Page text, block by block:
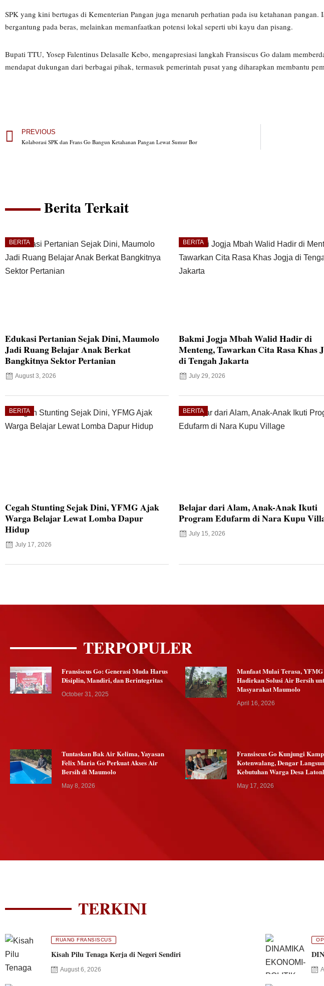
SPK yang kini bertugas di Kementerian Pangan juga menaruh perhatian pada isu ketahanan
bergantung pada beras, melainkan memanfaatkan potensi lokal seperti ubi kayu dan pisang.
Bupati TTU, Yosep Falentinus Delasalle Kebo, mengapresiasi langkah Fransiscus Go dalam
mendapat dukungan dari berbagai pihak, termasuk pemerintah pusat yang diharapkan membantu
PREVIOUS
Kolaborasi SPK dan Frans Go Bangun Ketahanan Pangan Lewat Sumur Bor
Berita Terkait
BERITA
Edukasi Pertanian Sejak Dini, Maumolo
Jadi Ruang Belajar Anak Berkat
Bangkitnya Sektor Pertanian
August 3, 2026
BERITA
Bakmi Jogja Mbah Walid Hadir di
Menteng, Tawarkan Cita Rasa Khas
di Tengah Jakarta
July 29, 2026
BERITA
Cegah Stunting Sejak Dini, YFMG Ajak
Warga Belajar Lewat Lomba Dapur
Hidup
July 17, 2026
BERITA
Belajar dari Alam, Anak-Anak Ikuti
Program Edufarm di Nara Kupu
July 15, 2026
TERPOPULER
Fransiscus Go: Generasi Muda Harus
Disiplin, Mandiri, dan Berintegritas
October 31, 2025
Manfaat Mulai Terasa, YFMG
Hadirkan Solusi Air Bersih
Masyarakat Maumolo
April 16, 2026
Tuntaskan Bak Air Kelima, Yayasan
Felix Maria Go Perkuat Akses Air
Bersih di Maumolo
May 8, 2026
Fransiscus Go Kunjungi
Kotenwalang, Dengar
Kebutuhan Warga Desa
May 17, 2026
TERKINI
RUANG FRANSISCUS
Kisah Pilu Tenaga Kerja di Negeri Sendiri
August 6, 2026